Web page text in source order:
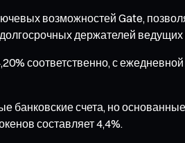
возможностей Gate,
держателей
соответственно, с
счета, но
составляет 4,4%.